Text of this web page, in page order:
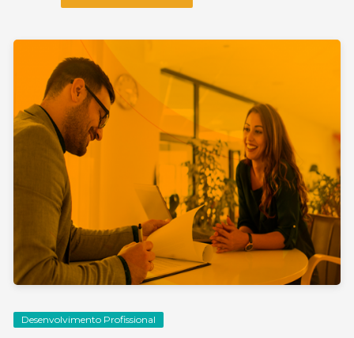
Desenvolvimento Profissional